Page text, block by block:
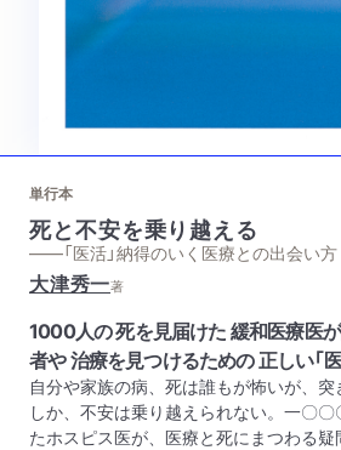
単行本
死と不安を乗り越える
——「医活」納得のいく医療との出会い方
大津秀一著
1000人の 死を見届けた 緩和医療医
者や 治療を見つけるための 正しい「
自分や家族の病、死は誰もが怖いが、
しか、不安は乗り越えられない。一〇
たホスピス医が、医療と死にまつわる疑